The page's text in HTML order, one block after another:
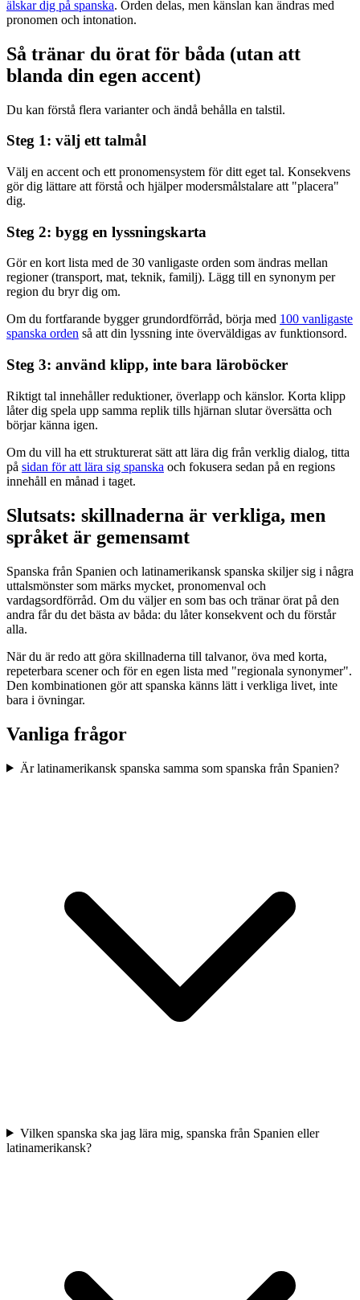
älskar dig på spanska. Orden delas, men känslan kan ändras med
pronomen och intonation.
Så tränar du örat för båda (utan att
blanda din egen accent)
Du kan förstå flera varianter och ändå behålla en talstil.
Steg 1: välj ett talmål
Välj en accent och ett pronomensystem för ditt eget tal. Konsekvens
gör dig lättare att förstå och hjälper modersmålstalare att "placera"
dig.
Steg 2: bygg en lyssningskarta
Gör en kort lista med de 30 vanligaste orden som ändras mellan
regioner (transport, mat, teknik, familj). Lägg till en synonym per
region du bryr dig om.
Om du fortfarande bygger grundordförråd, börja med 100 vanligaste
spanska orden så att din lyssning inte överväldigas av funktionsord.
Steg 3: använd klipp, inte bara läroböcker
Riktigt tal innehåller reduktioner, överlapp och känslor. Korta klipp
låter dig spela upp samma replik tills hjärnan slutar översätta och
börjar känna igen.
Om du vill ha ett strukturerat sätt att lära dig från verklig dialog, titta
på sidan för att lära sig spanska och fokusera sedan på en regions
innehåll en månad i taget.
Slutsats: skillnaderna är verkliga, men
språket är gemensamt
Spanska från Spanien och latinamerikansk spanska skiljer sig i några
uttalsmönster som märks mycket, pronomenval och
vardagsordförråd. Om du väljer en som bas och tränar örat på den
andra får du det bästa av båda: du låter konsekvent och du förstår
alla.
När du är redo att göra skillnaderna till talvanor, öva med korta,
repeterbara scener och för en egen lista med "regionala synonymer".
Den kombinationen gör att spanska känns lätt i verkliga livet, inte
bara i övningar.
Vanliga frågor
Är latinamerikansk spanska samma som spanska från Spanien?
Vilken spanska ska jag lära mig, spanska från Spanien eller
latinamerikansk?